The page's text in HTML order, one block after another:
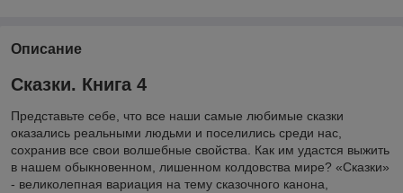
Описание
Сказки. Книга 4
Представьте себе, что все наши самые любимые сказки
оказались реальными людьми и поселились среди нас,
сохранив все свои волшебные свойства. Как им удастся выжить
в нашем обыкновенном, лишенном колдовства мире? «Сказки»
- великолепная вариация на тему сказочного канона,